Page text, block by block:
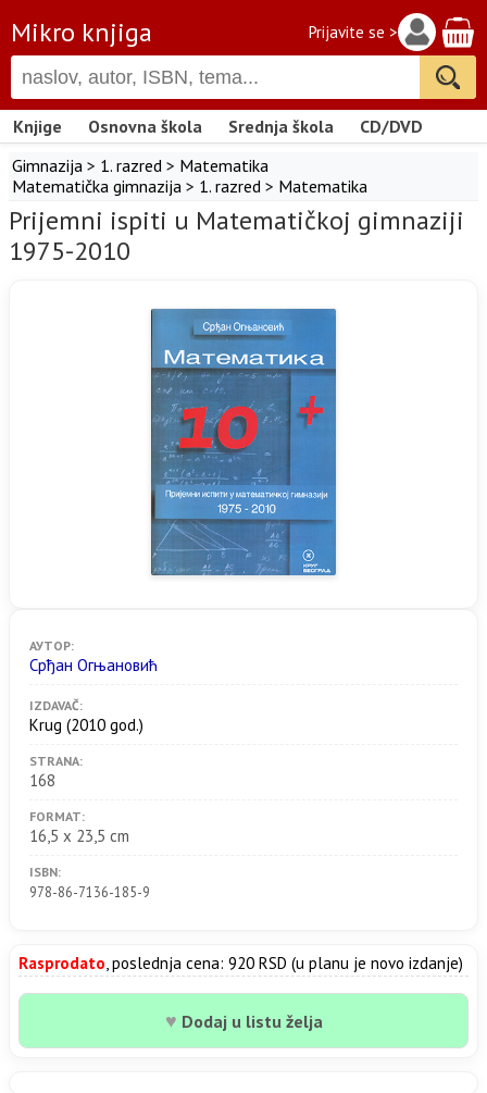
Mikro knjiga Prijavite se >
Knjige Osnovna škola Srednja škola
CD/DVD
Gimnazija > 1. razred > Matematika
Matematička gimnazija > 1. razred > Matematika
Prijemni ispiti u Matematičkoj gimnaziji
1975-2010
АУТОР:
Срђан Огњановић
IZDAVAČ:
Krug (2010 god.)
STRANA:
168
FORMAT:
16,5 x 23,5 cm
ISBN:
978-86-7136-185-9
Rasprodato , poslednja cena: 920 RSD (u planu je novo izdanje)
♥ Dodaj u listu želja